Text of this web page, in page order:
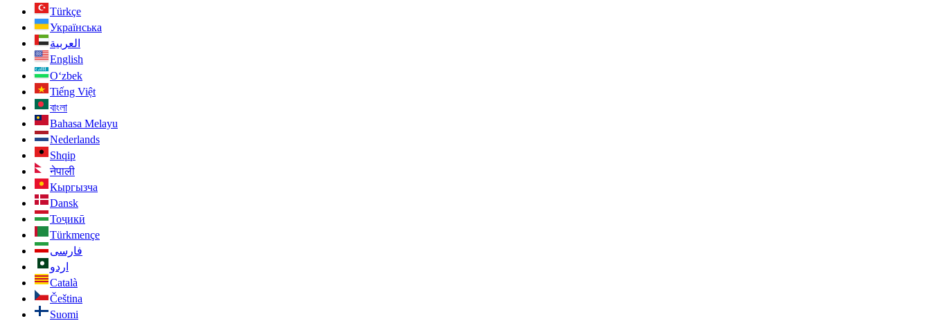
Türkçe
Українська
العربية
English
O‘zbek
Tiếng Việt
বাংলা
Bahasa Melayu
Nederlands
Shqip
नेपाली
Кыргызча
Dansk
Тоҷикӣ
Türkmençe
فارسی
اردو
Català
Čeština
Suomi